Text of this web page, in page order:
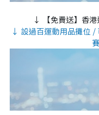
↓ 【免費送】香
↓ 設過百運動用品攤位 /